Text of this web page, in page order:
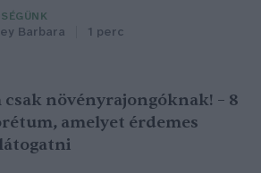
Barbara 1 perc
csak növényrajongóknak! – 8
amelyet érdemes